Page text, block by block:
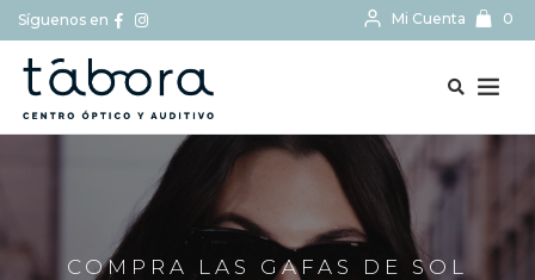
Síguenos en Mi Cuenta 0
COMPRA LAS GAFAS DE SOL